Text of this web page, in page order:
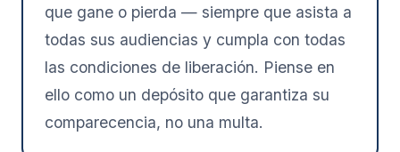
que gane o pierda — siempre que asista a
todas sus audiencias y cumpla con todas
las condiciones de liberación. Piense en
ello como un depósito que garantiza su
comparecencia, no una multa.